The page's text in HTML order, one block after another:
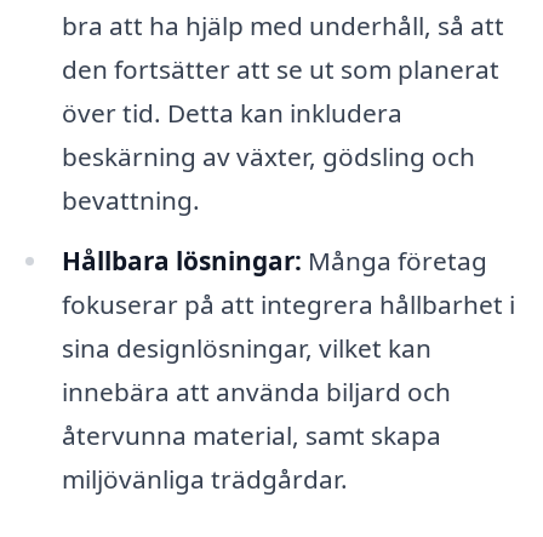
bra att ha hjälp med underhåll, så att
den fortsätter att se ut som planerat
över tid. Detta kan inkludera
beskärning av växter, gödsling och
bevattning.
Hållbara lösningar: Många företag
fokuserar på att integrera hållbarhet i
sina designlösningar, vilket kan
innebära att använda biljard och
återvunna material, samt skapa
miljövänliga trädgårdar.